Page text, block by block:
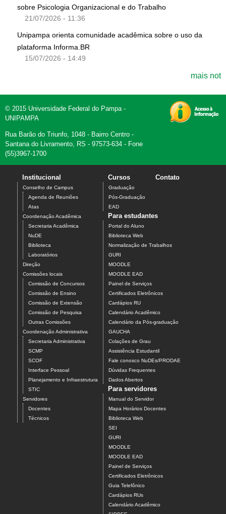
sobre Psicologia Organizacional e do Trabalho
21/07/2026 - 11:36
Unipampa orienta comunidade acadêmica sobre o uso da
plataforma Informa.BR
15/07/2026 - 14:49
mais not
© 2015 Universidade Federal do Pampa -
UNIPAMPA
Rua Barão do Triunfo, 1048 - Bairro Centro -
Santana do Livramento, RS - 97573-634 - Fone
(55)3967-1700
Institucional
Conselho de Campus
Agenda de Reuniões
Atas
Coordenação Acadêmica
Secretaria Acadêmica
NuDE
Biblioteca
Laboratórios
Direção
Comissões locais
Comissão de Concursos
Comissão de Ensino
Comissão de Extensão
Comissão de Pesquisa
Outras Comissões
Coordenação Administrativa
Secretaria Administrativa
SCMP
SCOF
Interface Pessoal
Planejamento e Infraestrutura
STIC
Servidores
Docentes
Técnicos
Cursos
Graduação
Pós-Graduação
EAD
Contato
Para estudantes
Portal do Aluno
Biblioteca Web
Normalização de Trabalhos
GURI
MOODLE
MOODLE EAD
Painel de Serviços
Certificados Eletrônicos
Cardápios RU
Calendário Acadêmico
Calendário da Pós-graduação
GAUCHA
Colações de Grau
Assistência Estudantil
Fale conosco NuDEs/PRODAE
Dúvidas Frequentes
Dados Abertos
Para servidores
Manual do Servidor
Mapa Horários Docentes
Biblioteca Web
SEI
GURI
MOODLE
MOODLE EAD
Painel de Serviços
Certificados Eletrônicos
Guia Telefônico
Cardápios RUs
Calendário Acadêmico